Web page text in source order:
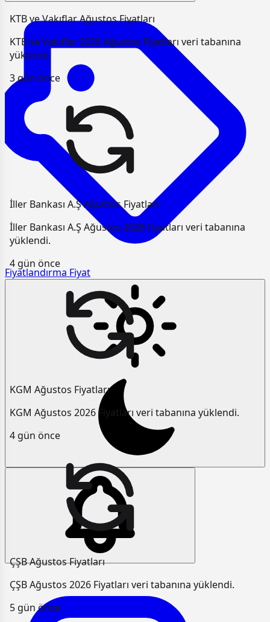
Fiyatlandırma Fiyat
KTB ve Vakıflar Ağustos Fiyatları
KTB ve Vakıflar 2026 Ağustos Fiyatları veri tabanına
yüklendi.
3 gün önce
İller Bankası A.Ş Ağustos Fiyatları
İller Bankası A.Ş Ağustos 2026 Fiyatları veri tabanına
yüklendi.
4 gün önce
KGM Ağustos Fiyatları
KGM Ağustos 2026 Fiyatları veri tabanına yüklendi.
4 gün önce
ÇŞB Ağustos Fiyatları
ÇŞB Ağustos 2026 Fiyatları veri tabanına yüklendi.
5 gün önce